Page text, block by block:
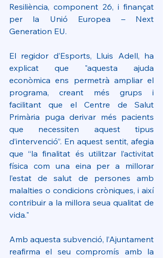
Resiliència, component 26, i finançat
per la Unió Europea – Next
Generation EU.
El regidor d’Esports, Lluis Adell, ha
explicat que "aquesta ajuda
econòmica ens permetrà ampliar el
programa, creant més grups i
facilitant que el Centre de Salut
Primària puga derivar més pacients
que necessiten aquest tipus
d’intervenció”. En aquest sentit, afegia
que “la finalitat és utilitzar l’activitat
física com una eina per a millorar
l’estat de salut de persones amb
malalties o condicions cròniques, i així
contribuir a la millora seua qualitat de
vida."
Amb aquesta subvenció, l’Ajuntament
reafirma el seu compromís amb la